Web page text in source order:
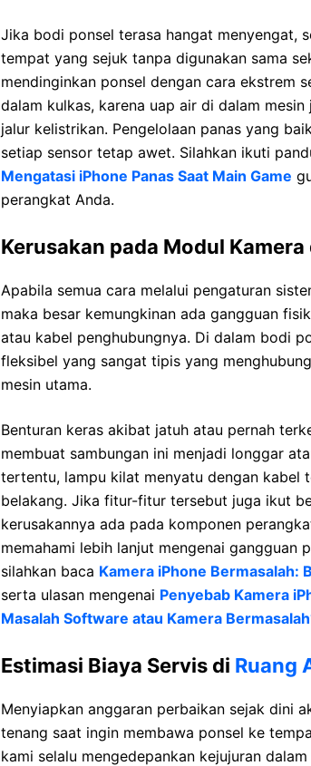
Jika bodi ponsel terasa hangat menyengat,
tempat yang sejuk tanpa digunakan sama
mendinginkan ponsel dengan cara ekstrem
dalam kulkas, karena uap air di dalam
jalur kelistrikan. Pengelolaan panas yang
setiap sensor tetap awet. Silahkan ikuti
Mengatasi iPhone Panas Saat Main Game
perangkat Anda.
Kerusakan pada Modul
Apabila semua cara melalui pengaturan
maka besar kemungkinan ada gangguan
atau kabel penghubungnya. Di dalam bodi
fleksibel yang sangat tipis yang
mesin utama.
Benturan keras akibat jatuh atau pernah
membuat sambungan ini menjadi longgar
tertentu, lampu kilat menyatu dengan kabel
belakang. Jika fitur-fitur tersebut juga ikut
kerusakannya ada pada komponen
memahami lebih lanjut mengenai gangguan
silahkan baca Kamera iPhone Bermasalah:
serta ulasan mengenai Penyebab Kamera
Masalah Software atau Kamera
Estimasi Biaya Servis di Ruang
Menyiapkan anggaran perbaikan sejak dini
tenang saat ingin membawa ponsel ke
kami selalu mengedepankan kejujuran